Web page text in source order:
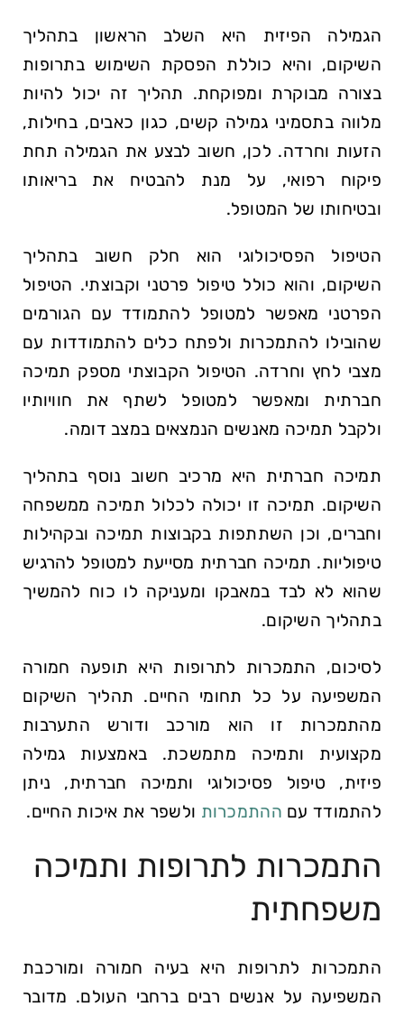
הגמילה הפיזית היא השלב הראשון בתהליך
השיקום, והיא כוללת הפסקת השימוש בתרופות
בצורה מבוקרת ומפוקחת. תהליך זה יכול להיות
מלווה בתסמיני גמילה קשים, כגון כאבים, בחילות,
הזעות וחרדה. לכן, חשוב לבצע את הגמילה תחת
פיקוח רפואי, על מנת להבטיח את בריאותו
ובטיחותו של המטופל.
הטיפול הפסיכולוגי הוא חלק חשוב בתהליך
השיקום, והוא כולל טיפול פרטני וקבוצתי. הטיפול
הפרטני מאפשר למטופל להתמודד עם הגורמים
שהובילו להתמכרות ולפתח כלים להתמודדות עם
מצבי לחץ וחרדה. הטיפול הקבוצתי מספק תמיכה
חברתית ומאפשר למטופל לשתף את חוויותיו
ולקבל תמיכה מאנשים הנמצאים במצב דומה.
תמיכה חברתית היא מרכיב חשוב נוסף בתהליך
השיקום. תמיכה זו יכולה לכלול תמיכה ממשפחה
וחברים, וכן השתתפות בקבוצות תמיכה ובקהילות
טיפוליות. תמיכה חברתית מסייעת למטופל להרגיש
שהוא לא לבד במאבקו ומעניקה לו כוח להמשיך
בתהליך השיקום.
לסיכום, התמכרות לתרופות היא תופעה חמורה
המשפיעה על כל תחומי החיים. תהליך השיקום
מהתמכרות זו הוא מורכב ודורש התערבות
מקצועית ותמיכה מתמשכת. באמצעות גמילה
פיזית, טיפול פסיכולוגי ותמיכה חברתית, ניתן
להתמודד עם ההתמכרות ולשפר את איכות החיים.
התמכרות לתרופות ותמיכה
משפחתית
התמכרות לתרופות היא בעיה חמורה ומורכבת
המשפיעה על אנשים רבים ברחבי העולם. מדובר